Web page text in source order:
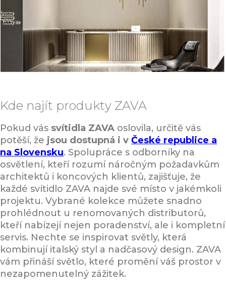
Kde najít produkty ZAVA
Pokud vás svítidla ZAVA oslovila, určitě vás
potěší, že jsou dostupná i v České republice a
na Slovensku. Spolupráce s odborníky na
osvětlení, kteří rozumí náročným požadavkům
architektů i koncových klientů, zajišťuje, že
každé svítidlo ZAVA najde své místo v jakémkoli
projektu. Vybrané kolekce můžete snadno
prohlédnout u renomovaných distributorů,
kteří nabízejí nejen poradenství, ale i kompletní
servis. Nechte se inspirovat světly, která
kombinují italský styl a nadčasový design. ZAVA
vám přináší světlo, které promění váš prostor v
nezapomenutelný zážitek.